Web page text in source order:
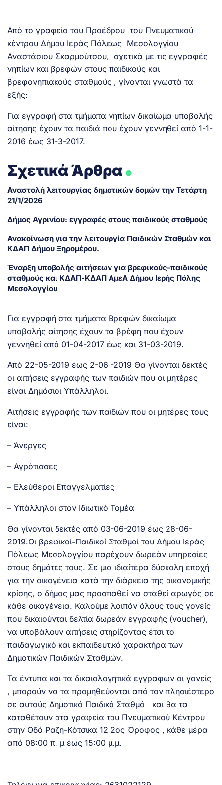
Από το γραφείο του Προέδρου του Πνευματικού
κέντρου Δήμου Ιεράς Πόλεως Μεσολογγίου
Αναστάσιου Σκαρμούτσου, σχετικά με τις εγγραφές
νηπίων και βρεφών στους παιδικούς και
βρεφονηπιακούς σταθμούς , γίνονται γνωστά τα
εξής:
Για εγγραφή στα τμήματα νηπίων δικαίωμα υποβολής
αίτησης έχουν τα παιδιά που έχουν γεννηθεί από 1-1-
2016 έως 31-3-2017.
Σχετικά Άρθρα.
Αναστολή λειτουργίας δημοτικών δομών την Τετάρτη
21/1/2026
Δήμος Αγρινίου: εγγραφές στους παιδικούς σταθμούς
Ανακοίνωση για την λειτουργία Παιδικών Σταθμών και
ΚΔΑΠ Δήμου Ξηρομέρου.
Έναρξη υποβολής αιτήσεων για βρεφικούς-παιδικούς
σταθμούς και ΚΔΑΠ-ΚΔΑΠ ΑμεΑ Δήμου Ιερής Πόλης
Μεσολογγίου
Για εγγραφή στα τμήματα Βρεφών δικαίωμα
υποβολής αίτησης έχουν τα βρέφη που έχουν
γεννηθεί από 01-04-2017 έως και 31-03-2019.
Από 22-05-2019 έως 2-06 -2019 Θα γίνονται δεκτές
οι αιτήσεις εγγραφής των παιδιών που οι μητέρες
είναι Δημόσιοι Υπάλληλοι.
Αιτήσεις εγγραφής των παιδιών που οι μητέρες τους
είναι:
– Άνεργες
– Αγρότισσες
– Ελεύθεροι Επαγγελματίες
– Υπάλληλοι στον Ιδιωτικό Τομέα
Θα γίνονται δεκτές από 03-06-2019 έως 28-06-
2019.Οι βρεφικοί-Παιδικοί Σταθμοί του Δήμου Ιεράς
Πόλεως Μεσολογγίου παρέχουν δωρεάν υπηρεσίες
στους δημότες τους. Σε μια ιδιαίτερα δύσκολη εποχή
για την οικογένεια κατά την διάρκεια της οικονομικής
κρίσης, ο δήμος μας προσπαθεί να σταθεί αρωγός σε
κάθε οικογένεια. Καλούμε λοιπόν όλους τους γονείς
που δικαιούνται δελτία δωρεάν εγγραφής (voucher),
να υποβάλουν αιτήσεις στηρίζοντας έτσι το
παιδαγωγικό και εκπαιδευτικό χαρακτήρα των
Δημοτικών Παιδικών Σταθμών.
Τα έντυπα και τα δικαιολογητικά εγγραφών οι γονείς
, μπορούν να τα προμηθεύονται από τον πλησιέστερο
σε αυτούς Δημοτικό Παιδικό Σταθμό και θα τα
καταθέτουν στα γραφεία του Πνευματικού Κέντρου
στην Οδό Ραζη-Κότσικα 12 2ος Όροφος , κάθε μέρα
από 08:00 π. μ έως 15:00 μ.μ.